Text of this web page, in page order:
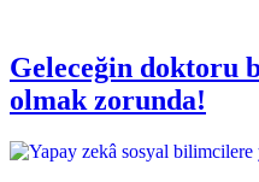
Geleceğin doktoru
olmak zorunda!